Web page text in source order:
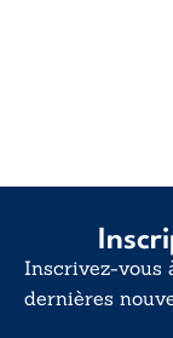
Inscrivez-vous
dernières